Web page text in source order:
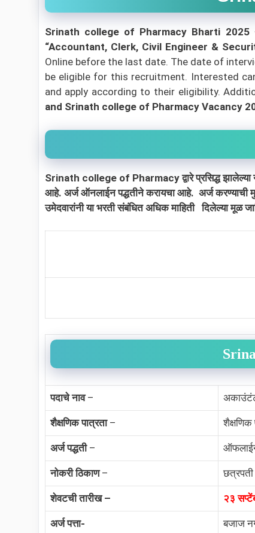
Srinath college of Pharmacy Bharti
“Accountant, Clerk, Civil Engineer &
Online before the last date. The date of
be eligible for this recruitment. Interested
and apply according to their eligibility.
and Srinath college of Pharmacy Vacancy
Srinath college of Pharmacy द्वारे प्रसिद्ध झालेल्या
आहे. अर्ज ऑनलाईन पद्धतीने करायचा आहे. अर्ज करण्याची
उमेदवारांनी या भरती संबंधित अधिक माहिती दिलेल्या मूळ
पदाचे नाव–
शैक्षणिक पात्रता– शैक्षणिक
अर्ज पद्धती–
नोकरी ठिकाण–
शेवटची तारीख – २३
अर्ज पत्ता- बजाज